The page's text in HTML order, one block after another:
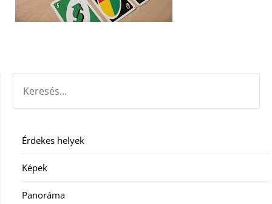
Érdekes helyek
Képek
Panoráma